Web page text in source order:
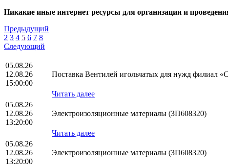
Никакие иные интернет ресурсы для организации и
Предыдущий
2 3 4 5 6 7 8
Следующий
05.08.26
12.08.26
15:00:00
Поставка Вентилей игольчатых для нужд
Читать далее
05.08.26
12.08.26
13:20:00
Электроизоляционные материалы (ЗП608320)
Читать далее
05.08.26
12.08.26
13:20:00
Электроизоляционные материалы (ЗП608320)